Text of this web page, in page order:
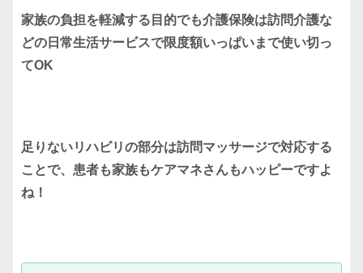
家族の負担を軽減する目的でも介護保険は訪問介護な
どの日常生活サービスで限度額いっぱいまで使い切っ
てOK
足りないリハビリの部分は訪問マッサージで対応する
ことで、患者も家族もケアマネさんもハッピーですよ
ね！